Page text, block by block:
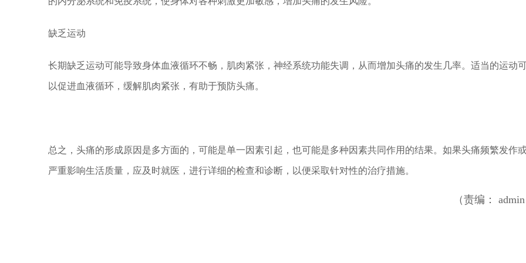
缺乏运动
长期缺乏运动可能导致身体血液循环不畅，肌肉紧张，神经系统功能失调，从而增加头痛的发生几率。适当的运动
以促进血液循环，缓解肌肉紧张，有助于预防头痛。
总之，头痛的形成原因是多方面的，可能是单一因素引起，也可能是多种因素共同作用的结果。如果头痛频繁发作
严重影响生活质量，应及时就医，进行详细的检查和诊断，以便采取针对性的治疗措施。
（责编： admin